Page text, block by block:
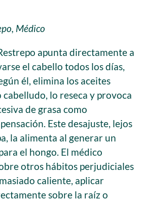
Médico
apunta directamente a
el cabello todos los días,
él, elimina los aceites
lo reseca y provoca
de grasa como
Este desajuste, lejos
la alimenta al generar un
el hongo. El médico
otros hábitos perjudiciales
caliente, aplicar
sobre la raíz o